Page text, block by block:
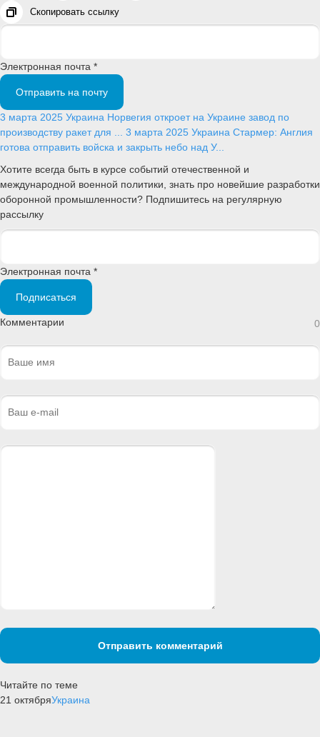
Скопировать ссылку
Электронная почта *
Отправить на почту
3 марта 2025 Украина Норвегия откроет на Украине завод по
производству ракет для ... 3 марта 2025 Украина Стармер: Англия
готова отправить войска и закрыть небо над У...
Хотите всегда быть в курсе событий отечественной и
международной военной политики, знать про новейшие разработки
оборонной промышленности? Подпишитесь на регулярную
рассылку
Электронная почта *
Подписаться
Комментарии 0
Отправить комментарий
Читайте по теме
21 октябряУкраина